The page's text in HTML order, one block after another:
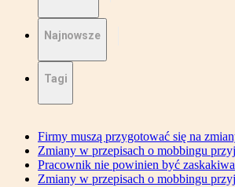
Najnowsze
Tagi
Firmy muszą przygotować się na
Zmiany w przepisach o mobbingu
Pracownik nie powinien być
Zmiany w przepisach o mobbingu